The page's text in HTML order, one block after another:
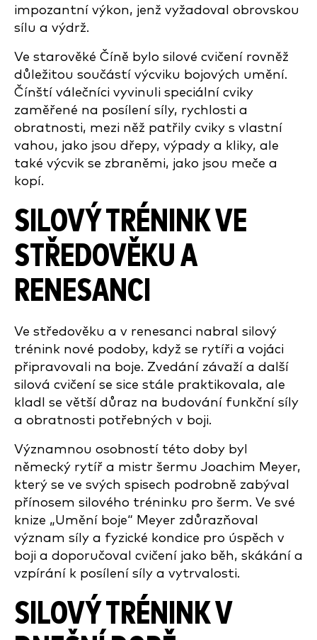
impozantní výkon, jenž vyžadoval obrovskou
sílu a výdrž.
Ve starověké Číně bylo silové cvičení rovněž
důležitou součástí výcviku bojových umění.
Čínští válečníci vyvinuli speciální cviky
zaměřené na posílení síly, rychlosti a
obratnosti, mezi něž patřily cviky s vlastní
vahou, jako jsou dřepy, výpady a kliky, ale
také výcvik se zbraněmi, jako jsou meče a
kopí.
SILOVÝ TRÉNINK VE
STŘEDOVĚKU A
RENESANCI
Ve středověku a v renesanci nabral silový
trénink nové podoby, když se rytíři a vojáci
připravovali na boje. Zvedání závaží a další
silová cvičení se sice stále praktikovala, ale
kladl se větší důraz na budování funkční síly
a obratnosti potřebných v boji.
Významnou osobností této doby byl
německý rytíř a mistr šermu Joachim Meyer,
který se ve svých spisech podrobně zabýval
přínosem silového tréninku pro šerm. Ve své
knize „Umění boje“ Meyer zdůrazňoval
význam síly a fyzické kondice pro úspěch v
boji a doporučoval cvičení jako běh, skákání a
vzpírání k posílení síly a vytrvalosti.
SILOVÝ TRÉNINK V